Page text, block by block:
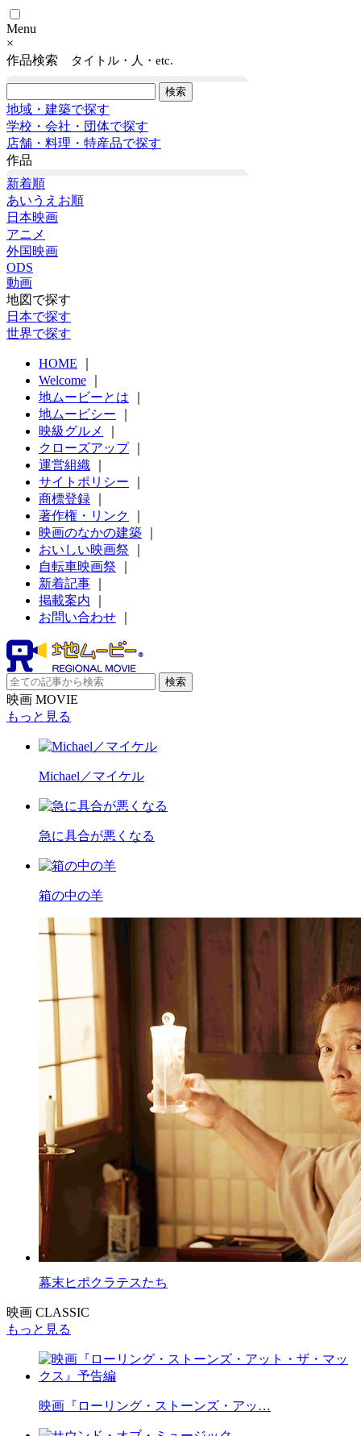
Menu
×
作品検索
タイトル・人・etc.
地域・建築で探す
学校・会社・団体で探す
店舗・料理・特産品で探す
作品
新着順
あいうえお順
日本映画
アニメ
外国映画
ODS
動画
地図で探す
日本で探す
世界で探す
HOME
Welcome
地ムービーとは
地ムービシー
映級グルメ
クローズアップ｜
運営組織
サイトポリシー
商標登録
著作権・リンク
映画のなかの建築
おいしい映画祭
自転車映画祭
新着記事
掲載案内
お問い合わせ
映画 MOVIE
もっと見る
Michael／マイケル
急に具合が悪くなる
箱の中の羊
幕末ヒポクラテスたち
映画 CLASSIC
もっと見る
映画『ローリング・ストーンズ・アッ…